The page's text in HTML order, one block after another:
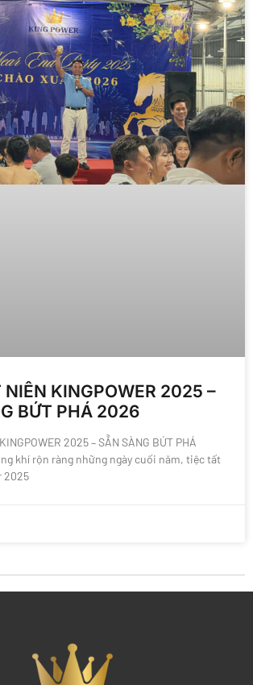
NIÊN KINGPOWER 2025 –
BỨT PHÁ 2026
2025 – SẴN SÀNG BỨT PHÁ
khí rộn ràng những ngày cuối năm, tiệc tất
2025